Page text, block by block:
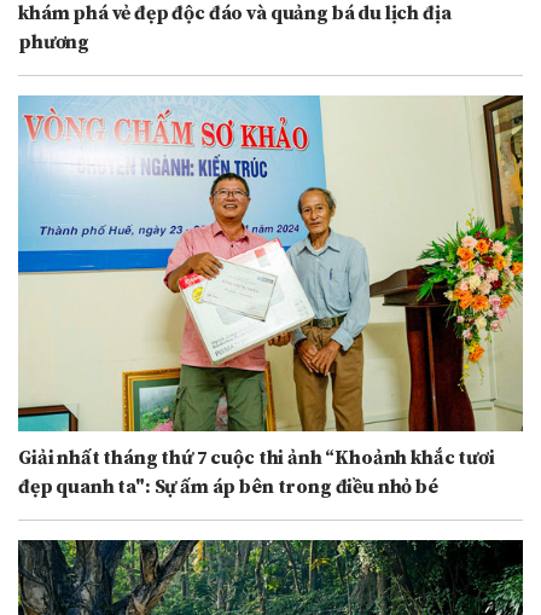
khám phá vẻ đẹp độc đáo và quảng bá du lịch địa
phương
Giải nhất tháng thứ 7 cuộc thi ảnh “Khoảnh khắc tươi
đẹp quanh ta": Sự ấm áp bên trong điều nhỏ bé